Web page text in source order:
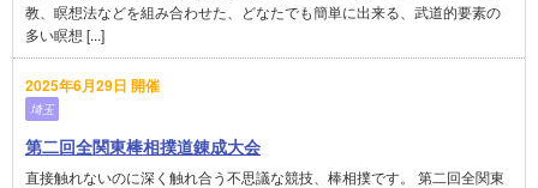
教、瞑想法などを組み合わせた、どなたでも簡単に出来る、武道的要素の
多い瞑想 [...]
2025年6月29日 開催
埼玉
第二回全関東棒相撲道錬成大会
直接触れないのに深く触れ合う不思議な競技、棒相撲です。 第二回全関東